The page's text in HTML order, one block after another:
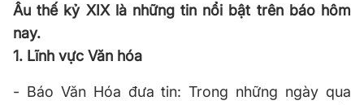
Âu thế kỷ XIX là những tin nổi bật trên báo hôm
nay.
1. Lĩnh vực Văn hóa
- Báo Văn Hóa đưa tin: Trong những ngày qua